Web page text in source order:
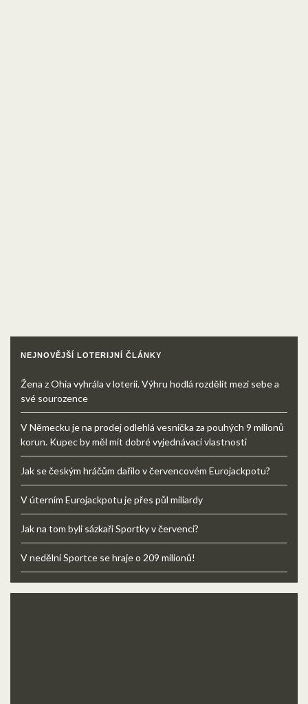
NEJNOVĚJŠÍ LOTERIJNÍ ČLÁNKY
Žena z Ohia vyhrála v loterii. Výhru hodlá rozdělit mezi sebe a
své sourozence
V Německu je na prodej odlehlá vesnička za pouhých 9 milionů
korun. Kupec by měl mít dobré vyjednávací vlastnosti
Jak se českým hráčům dařilo v červencovém Eurojackpotu?
V úterním Eurojackpotu je přes půl miliardy
Jak na tom byli sázkaři Sportky v červenci?
V nedělní Sportce se hraje o 209 milionů!